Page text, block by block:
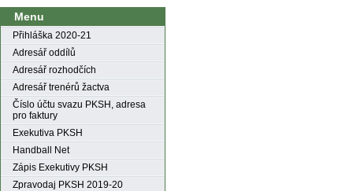
Menu
Přihláška 2020-21
Adresář oddílů
Adresář rozhodčích
Adresář trenérů žactva
Číslo účtu svazu PKSH, adresa
pro faktury
Exekutiva PKSH
Handball Net
Zápis Exekutivy PKSH
Zpravodaj PKSH 2019-20